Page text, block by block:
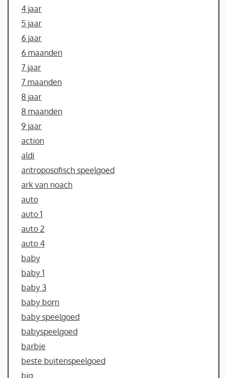
4 jaar
5 jaar
6 jaar
6 maanden
7 jaar
7 maanden
8 jaar
8 maanden
9 jaar
action
aldi
antroposofisch speelgoed
ark van noach
auto
auto 1
auto 2
auto 4
baby
baby 1
baby 3
baby born
baby speelgoed
babyspeelgoed
barbie
beste buitenspeelgoed
big